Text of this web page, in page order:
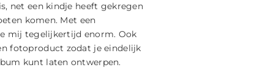
net een kindje heeft gekregen
komen. Met een
mij tegelijkertijd enorm. Ook
fotoproduct zodat je eindelijk
kunt laten ontwerpen.